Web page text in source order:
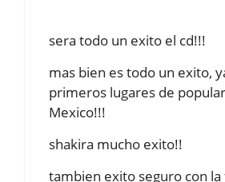
sera todo un exito el cd!!!
mas bien es todo un exito,
primeros lugares de
Mexico!!!
shakira mucho exito!!
tambien exito seguro con la